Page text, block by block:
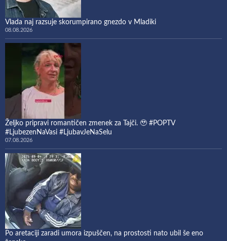
Vlada naj razsuje skorumpirano gnezdo v Mladiki
08.08.2026
Željko pripravi romantičen zmenek za Tajči. 🥹 #POPTV
#LjubezenNaVasi #LjubavJeNaSelu
07.08.2026
Po aretaciji zaradi umora izpuščen, na prostosti nato ubil še eno